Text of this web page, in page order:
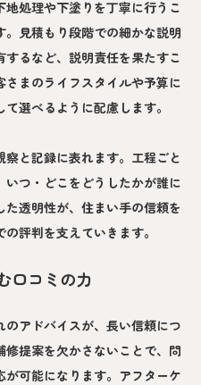
処理や下塗りを丁寧に行うこ
。見積もり段階での細かな説明
るなど、説明責任を果たすこ
さまのライフスタイルや予算に
選べるように配慮します。
と記録に表れます。工程ごと
つ・どこをどうしたかが誰に
透明性が、住まい手の信頼を
評判を支えていきます。
口コミの力
アドバイスが、長い信頼につ
提案を欠かさないことで、問
可能になります。アフターケ